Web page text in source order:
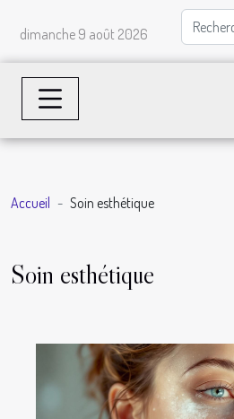
dimanche 9 août 2026
Accueil Soin esthétique
Soin esthétique